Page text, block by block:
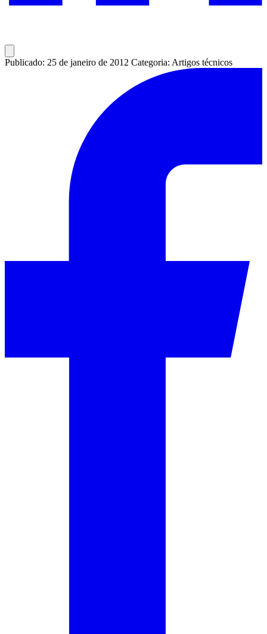
Publicado: 25 de janeiro de 2012 Categoria: Artigos técnicos